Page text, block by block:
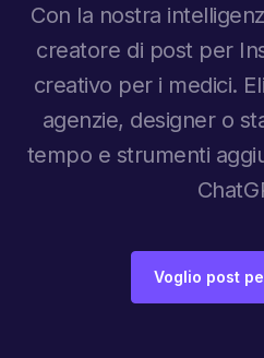
Con la nostra
creatore di post per
creativo per i medici.
agenzie, designer o
tempo e strumenti
Voglio post